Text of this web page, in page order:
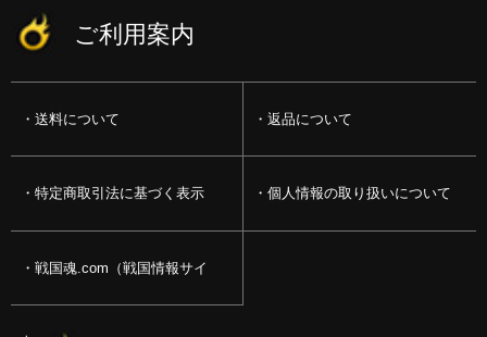
ご利用案内
送料について 返品について
特定商取引法に基づく表示 個人情報の取り扱いについて
戦国魂.com（戦国情報サイ